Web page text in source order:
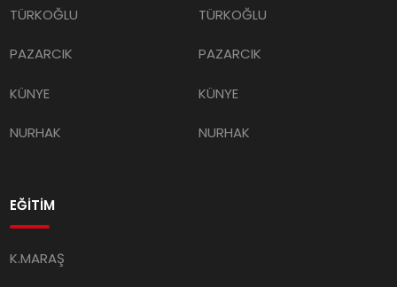
TÜRKOĞLU
PAZARCIK
KÜNYE
NURHAK
TÜRKOĞLU
PAZARCIK
KÜNYE
NURHAK
EĞİTİM
K.MARAŞ